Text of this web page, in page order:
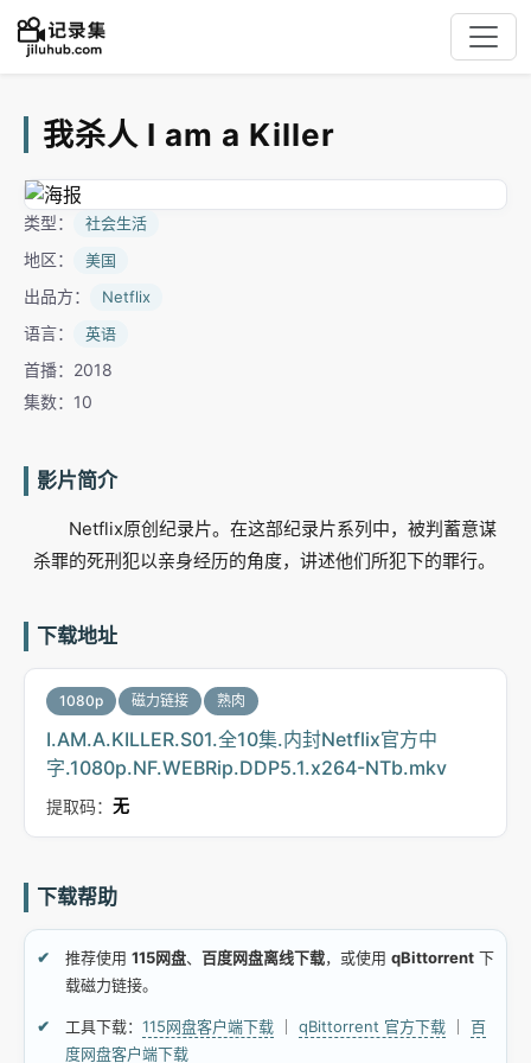
我杀人 I am a Killer
类型： 社会生活
地区： 美国
出品方： Netflix
语言： 英语
首播：2018
集数：10
影片简介
Netflix原创纪录片。在这部纪录片系列中，被判蓄意谋
杀罪的死刑犯以亲身经历的角度，讲述他们所犯下的罪行。
下载地址
1080p 磁力链接 熟肉
I.AM.A.KILLER.S01.全10集.内封Netflix官方中
字.1080p.NF.WEBRip.DDP5.1.x264-NTb.mkv
提取码： 无
下载帮助
推荐使用 115网盘、 百度网盘离线下载，或使用 qBittorrent 下
载磁力链接。
工具下载： 115网盘客户端下载 qBittorrent 官方下载
百
度网盘客户端下载